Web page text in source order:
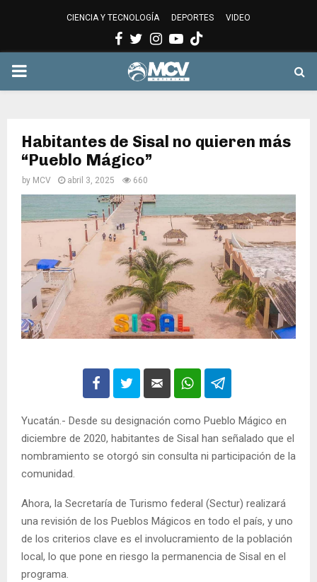
CIENCIA Y TECNOLOGÍA DEPORTES VIDEO
Facebook
Twitter
Instagram
Youtube
PRIMARY
Habitantes de Sisal no quieren más
“Pueblo Mágico”
by MCV abril 3, 2025 660
Yucatán.- Desde su designación como Pueblo Mágico en
diciembre de 2020, habitantes de Sisal han señalado que el
nombramiento se otorgó sin consulta ni participación de la
comunidad.
Ahora, la Secretaría de Turismo federal (Sectur) realizará
una revisión de los Pueblos Mágicos en todo el país, y uno
de los criterios clave es el involucramiento de la población
local, lo que pone en riesgo la permanencia de Sisal en el
programa.